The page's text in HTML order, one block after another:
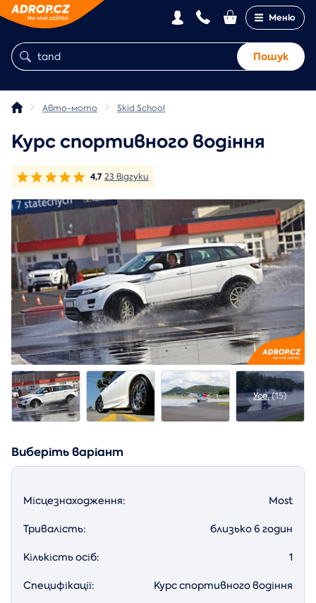
Меню
Пошук
Авто-мото Skid School
Курс спортивного водіння
4,7 23 відгуки
Усе.(15)
Виберіть варіант
Місцезнаходження: Most
Тривалість: близько 6 годин
Кількість осіб: 1
Специфікації: Курс спортивного водіння